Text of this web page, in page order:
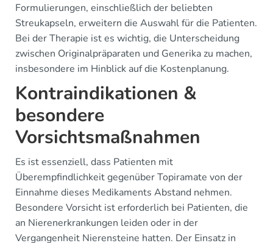
Formulierungen, einschließlich der beliebten
Streukapseln, erweitern die Auswahl für die Patienten.
Bei der Therapie ist es wichtig, die Unterscheidung
zwischen Originalpräparaten und Generika zu machen,
insbesondere im Hinblick auf die Kostenplanung.
Kontraindikationen &
besondere
Vorsichtsmaßnahmen
Es ist essenziell, dass Patienten mit
Überempfindlichkeit gegenüber Topiramate von der
Einnahme dieses Medikaments Abstand nehmen.
Besondere Vorsicht ist erforderlich bei Patienten, die
an Nierenerkrankungen leiden oder in der
Vergangenheit Nierensteine hatten. Der Einsatz in